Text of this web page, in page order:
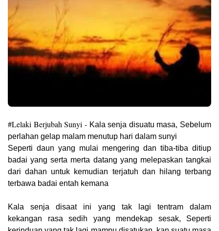
#Lelaki Berjubah Sunyi - Kala senja disuatu masa, Sebelum
perlahan gelap malam menutup hari dalam sunyi
Seperti daun yang mulai mengering dan tiba-tiba ditiup
badai yang serta merta datang yang melepaskan tangkai
dari dahan untuk kemudian terjatuh dan hilang terbang
terbawa badai entah kemana
Kala senja disaat ini yang tak lagi tentram dalam
kekangan rasa sedih yang mendekap sesak, Seperti